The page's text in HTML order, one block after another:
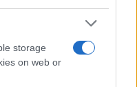
storage
on web or